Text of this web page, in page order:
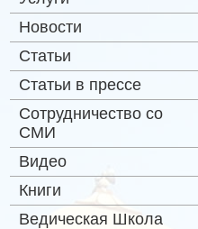
Новости
Статьи
Статьи в прессе
Сотрудничество со
СМИ
Видео
Книги
Ведическая Школа